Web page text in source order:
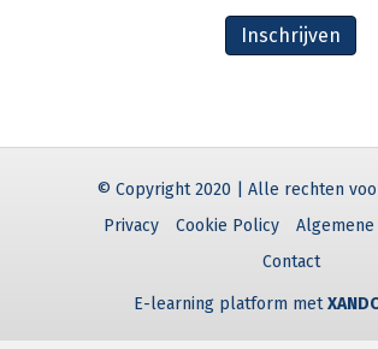
Inschrijven
© Copyright 2020 | Alle rechten
Privacy
Cookie Policy
Contact
E-learning platform met